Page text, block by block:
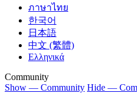
ภาษาไทย
한국어
日本語
中文 (繁體)
Ελληνικά
Community
Show — Community Hide —